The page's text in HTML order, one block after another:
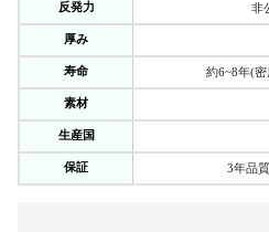
反発力 非
厚み
寿命 約6~8年(
素材
生産国
保証 3年品